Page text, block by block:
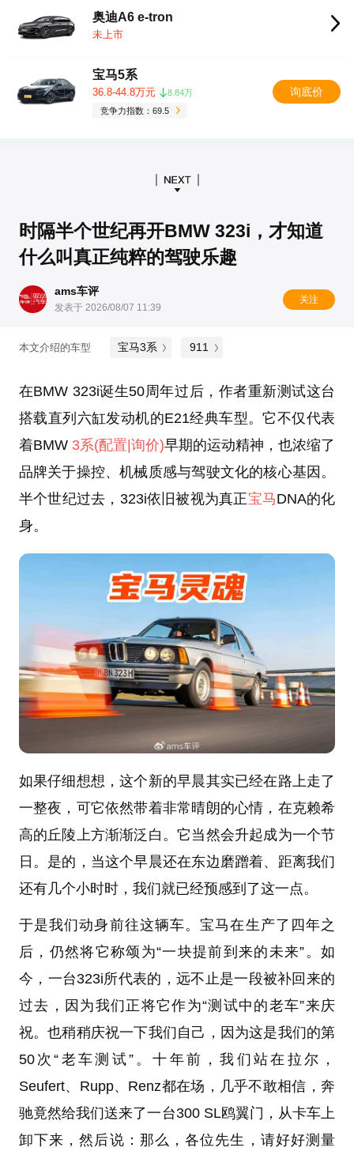
奥迪A6 e-tron
未上市
宝马5系
36.8-44.8万元
8.84万
竞争力指数：69.5
询底价
时隔半个世纪再开BMW 323i，才知道
什么叫真正纯粹的驾驶乐趣
ams车评
发表于 2026/08/07 11:39
关注
本文介绍的车型 宝马3系 911
在BMW 323i诞生50周年过后，作者重新测试这台
搭载直列六缸发动机的E21经典车型。它不仅代表
着BMW 3系(配置 |询价)早期的运动精神，也浓缩了
品牌关于操控、机械质感与驾驶文化的核心基因。
半个世纪过去，323i依旧被视为真正宝马DNA的化
身。
如果仔细想想，这个新的早晨其实已经在路上走了
一整夜，可它依然带着非常晴朗的心情，在克赖希
高的丘陵上方渐渐泛白。它当然会升起成为一个节
日。是的，当这个早晨还在东边磨蹭着、距离我们
还有几个小时时，我们就已经预感到了这一点。
于是我们动身前往这辆车。宝马在生产了四年之
后，仍然将它称颂为“一块提前到来的未来”。如
今，一台323i所代表的，远不止是一段被补回来的
过去，因为我们正将它作为“测试中的老车”来庆
祝。也稍稍庆祝一下我们自己，因为这是我们的第
50次“老车测试”。十年前，我们站在拉尔，
Seufert、Rupp、Renz都在场，几乎不敢相信，奔
驰竟然给我们送来了一台300 SL鸥翼门，从卡车上
卸下来，然后说：那么，各位先生，请好好测量